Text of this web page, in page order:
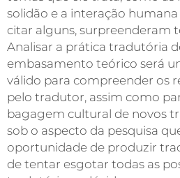
solidão e a interação
citar alguns, surpreenderam
Analisar a prática tradutória
embasamento teórico será
válido para compreender os
pelo tradutor, assim como
bagagem cultural de novos
sob o aspecto da pesquisa
oportunidade de produzir
de tentar esgotar todas as